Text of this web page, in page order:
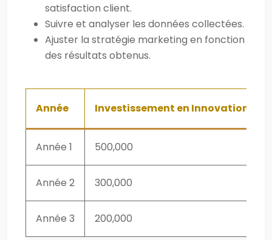
satisfaction client.
Suivre et analyser les données collectées.
Ajuster la stratégie marketing en fonction
des résultats obtenus.
Année Investissement en Innovation
Année 1 500,000
Année 2 300,000
Année 3 200,000